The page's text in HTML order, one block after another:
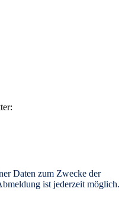
Daten zum Zwecke der
ist jederzeit möglich.